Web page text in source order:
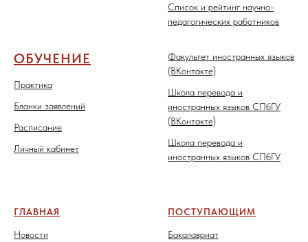
Список и рейтинг научно-
педагогических работников
ОБУЧЕНИЕ
Практика
Бланки заявлений
Расписание
Личный кабинет
Факультет иностранных языков
(ВКонтакте)
Школа перевода и
иностранных языков СПбГУ
(ВКонтакте)
Школа перевода и
иностранных языков СПбГУ
ГЛАВНАЯ
Новости
ПОСТУПАЮЩИМ
Бакалавриат